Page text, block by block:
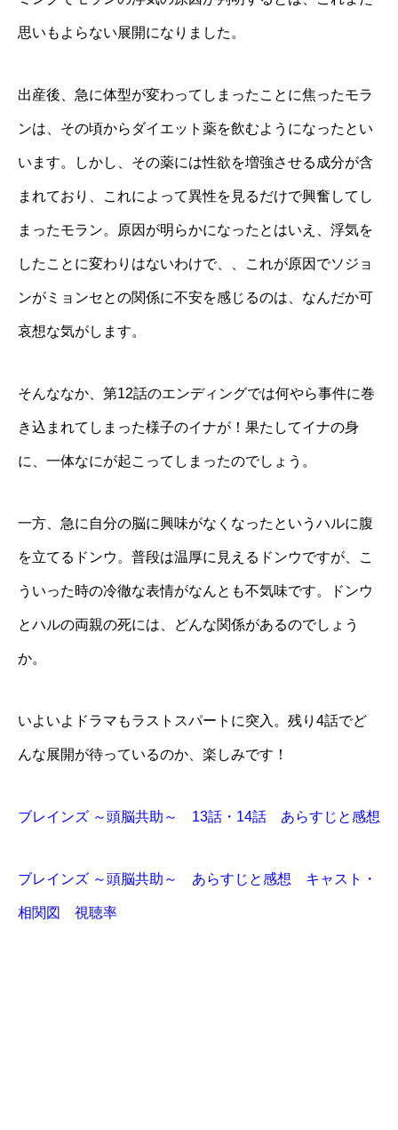
思いもよらない展開になりました。
出産後、急に体型が変わってしまったことに焦ったモラ
ンは、その頃からダイエット薬を飲むようになったとい
います。しかし、その薬には性欲を増強させる成分が含
まれており、これによって異性を見るだけで興奮してし
まったモラン。原因が明らかになったとはいえ、浮気を
したことに変わりはないわけで、、これが原因でソジョ
ンがミョンセとの関係に不安を感じるのは、なんだか可
哀想な気がします。
そんななか、第12話のエンディングでは何やら事件に巻
き込まれてしまった様子のイナが！果たしてイナの身
に、一体なにが起こってしまったのでしょう。
一方、急に自分の脳に興味がなくなったというハルに腹
を立てるドンウ。普段は温厚に見えるドンウですが、こ
ういった時の冷徹な表情がなんとも不気味です。ドンウ
とハルの両親の死には、どんな関係があるのでしょう
か。
いよいよドラマもラストスパートに突入。残り4話でど
んな展開が待っているのか、楽しみです！
ブレインズ ～頭脳共助～ 13話・14話 あらすじと感想
ブレインズ ～頭脳共助～ あらすじと感想 キャスト・
相関図 視聴率